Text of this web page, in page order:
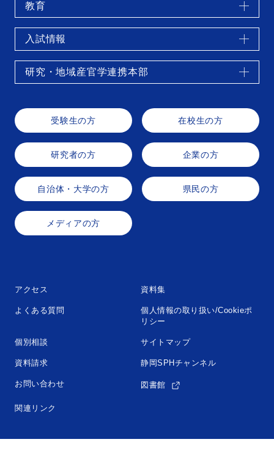
受験生の方 在校生の方
研究者の方 企業の方
自治体・大学の方 県民の方
メディアの方
教育
入試情報
研究・地域産官学連携本部
アクセス
よくある質問
個別相談
資料請求
お問い合わせ
関連リンク
資料集
個人情報の取り扱い/Cookieポ
リシー
サイトマップ
静岡SPHチャンネル
図書館